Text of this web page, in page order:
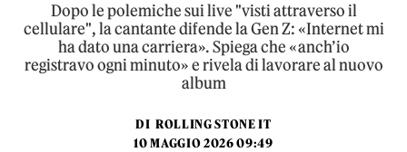
Dopo le polemiche sui live "visti attraverso il
cellulare", la cantante difende la Gen Z: «Internet mi
ha dato una carriera». Spiega che «anch’io
registravo ogni minuto» e rivela di lavorare al nuovo
album
DI ROLLING STONE IT
10 MAGGIO 2026 09:49